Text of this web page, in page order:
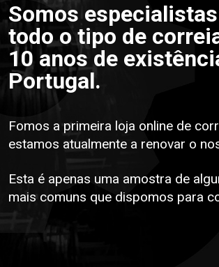
Somos
todo o tipo de
10 anos de
Portugal.
Fomos a primeira loja online de
estamos atualmente a renovar o
Esta é apenas uma amostra de
mais comuns que dispomos para